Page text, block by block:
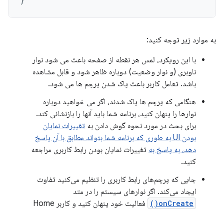
به موارد زیر توجه کنید:
با این رویکرد، لمس هر نقطه از صفحه باعث می شود نوار
ناوبری (و نوار وضعیت) دوباره ظاهر شود و قابل مشاهده
باشد. تعامل کاربر باعث پاک شدن پرچم ها می شود.
هنگامی که پرچم ها پاک شدند، اگر می خواهید دوباره
نوارها را پنهان کنید، برنامه شما باید آنها را بازنشانی کند.
برای بحث در مورد نحوه گوش دادن به تغییرات نمایان
بودن UI به طوری که برنامه شما بتواند مطابق با آن پاسخ
دهد، به پاسخ به تغییرات نمایان بودن رابط کاربری مراجعه
کنید.
جایی که پرچم‌های رابط کاربری را تنظیم می‌کنید تفاوت
ایجاد می‌کند. اگر نوارهای سیستم را در متد
onCreate()
فعالیت خود پنهان کنید و کاربر Home